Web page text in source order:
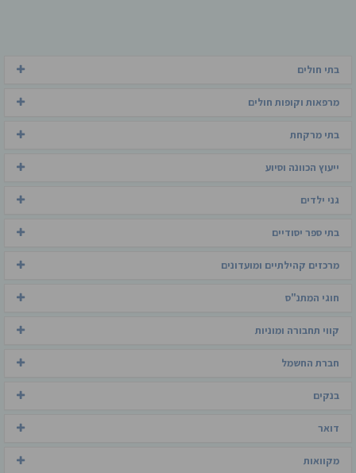
בתי חולים
מרפאות וקופות חולים
בתי מרקחת
ייעוץ הכוונה וסיוע
גני ילדים
בתי ספר יסודיים
מרכזים קהילתיים ומועדונים
חוגי המתנ"ס
קווי תחבורה ומוניות
חברת החשמל
בנקים
דואר
מקוואות